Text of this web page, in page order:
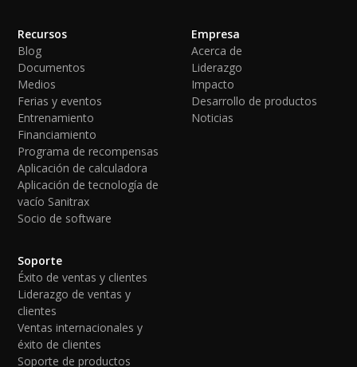
Recursos
Blog
Documentos
Medios
Ferias y eventos
Entrenamiento
Financiamiento
Programa de recompensas
Aplicación de calculadora
Aplicación de tecnología de
vacío Sanitrax
Socio de software
Empresa
Acerca de
Liderazgo
Impacto
Desarrollo de productos
Noticias
Soporte
Éxito de ventas y clientes
Liderazgo de ventas y
clientes
Ventas internacionales y
éxito de clientes
Soporte de productos